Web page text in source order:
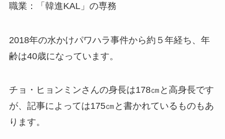
職業：「韓進KAL」の専務
2018年の水かけパワハラ事件から約５年経ち、年
齢は40歳になっています。
チョ・ヒョンミンさんの身長は178㎝と高身長です
が、記事によっては175㎝と書かれているものもあ
ります。